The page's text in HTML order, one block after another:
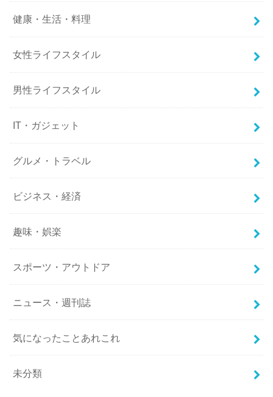
健康・生活・料理
女性ライフスタイル
男性ライフスタイル
IT・ガジェット
グルメ・トラベル
ビジネス・経済
趣味・娯楽
スポーツ・アウトドア
ニュース・週刊誌
気になったことあれこれ
未分類